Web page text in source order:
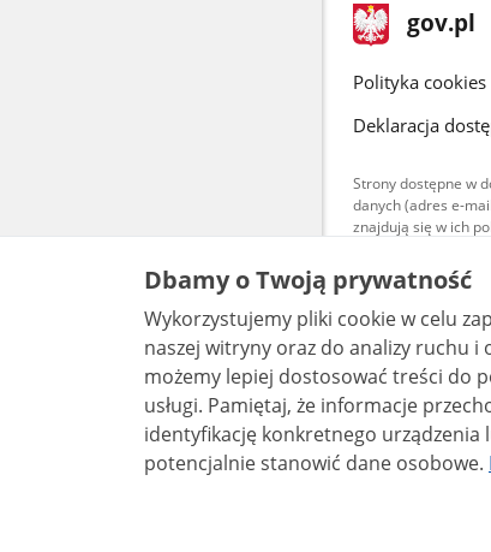
stopka
gov.pl Strona
gov.pl
gov.pl
Polityka cookies
Deklaracja
Strony dostępne w
danych (adres e-
znajdują się w ich
są
bez
Dbamy o Twoją prywatność
Wykorzystujemy pliki cookie w celu
naszej witryny oraz do analizy ruchu i
możemy lepiej dostosować treści do
usługi. Pamiętaj, że informacje przechowywane w plikach cookie mogą pozwalać na
identyfikację konkretnego urządzenia
potencjalnie stanowić dane osobowe.